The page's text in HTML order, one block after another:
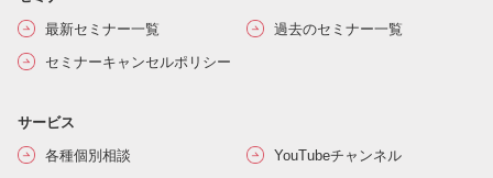
最新セミナー一覧
過去のセミナー一覧
セミナーキャンセルポリシー
サービス
各種個別相談
YouTubeチャンネル